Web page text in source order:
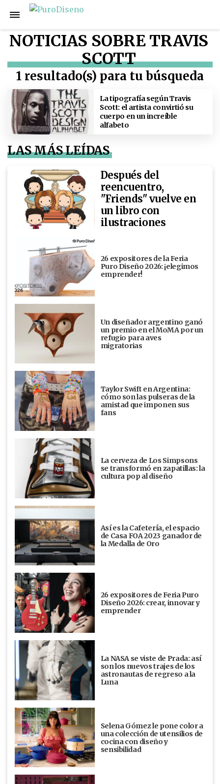
NOTICIAS SOBRE TRAVIS
SCOTT
1 resultado(s) para tu búsqueda
La tipografía según Travis
Scott: el artista convirtió su
cuerpo en un increíble
alfabeto
LAS MÁS LEÍDAS
Después del
reencuentro,
"Friends" vuelve en
un libro con
ilustraciones
26 expositores de la Feria
Puro Diseño 2026: ¡elegimos
emprender!
Un diseñador argentino ganó
un premio en el MoMA por un
refugio para aves
migratorias
Taylor Swift en Argentina:
cómo son las pulseras de la
amistad que imponen sus
fans
La cerveza de Los Simpsons
se transformó en zapatillas: la
cultura pop al diseño
Así es la Cafetería, el espacio
de Casa FOA 2023 ganador de
la Medalla de Oro
26 expositores de Feria Puro
Diseño 2026: crear, innovar y
emprender
La NASA se viste de Prada: así
son los nuevos trajes de los
astronautas de regreso a la
Luna
Selena Gómez le pone color a
una colección de utensilios de
cocina con diseño y
sensibilidad